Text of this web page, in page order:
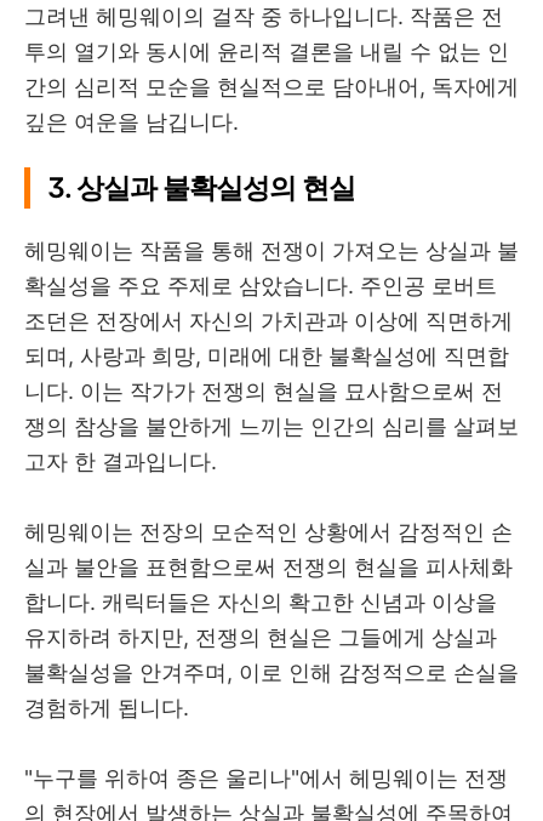
그려낸 헤밍웨이의 걸작 중 하나입니다. 작품은 전
투의 열기와 동시에 윤리적 결론을 내릴 수 없는 인
간의 심리적 모순을 현실적으로 담아내어, 독자에게
깊은 여운을 남깁니다.
3. 상실과 불확실성의 현실
헤밍웨이는 작품을 통해 전쟁이 가져오는 상실과 불
확실성을 주요 주제로 삼았습니다. 주인공 로버트
조던은 전장에서 자신의 가치관과 이상에 직면하게
되며, 사랑과 희망, 미래에 대한 불확실성에 직면합
니다. 이는 작가가 전쟁의 현실을 묘사함으로써 전
쟁의 참상을 불안하게 느끼는 인간의 심리를 살펴보
고자 한 결과입니다.
헤밍웨이는 전장의 모순적인 상황에서 감정적인 손
실과 불안을 표현함으로써 전쟁의 현실을 피사체화
합니다. 캐릭터들은 자신의 확고한 신념과 이상을
유지하려 하지만, 전쟁의 현실은 그들에게 상실과
불확실성을 안겨주며, 이로 인해 감정적으로 손실을
경험하게 됩니다.
"누구를 위하여 종은 울리나"에서 헤밍웨이는 전쟁
의 현장에서 발생하는 상실과 불확실성에 주목하여